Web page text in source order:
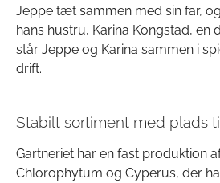
Jeppe tæt sammen med sin far,
hans hustru, Karina Kongstad, en
står Jeppe og Karina sammen i
drift.
Stabilt sortiment med plads
Gartneriet har en fast produktion
Chlorophytum og Cyperus, der